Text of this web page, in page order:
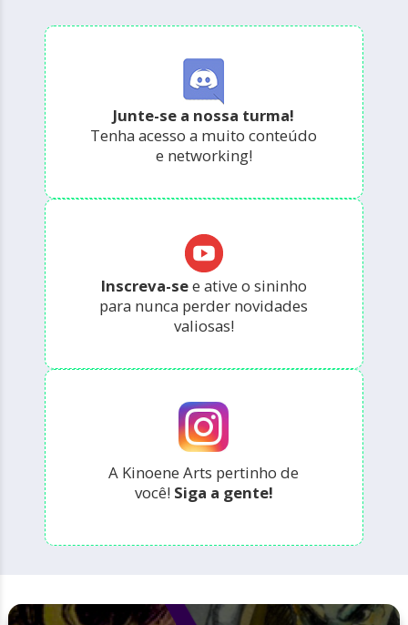
Junte-se a nossa turma!
Tenha acesso a muito conteúdo
e networking!
Inscreva-see ative o sininho
para nunca perder novidades
valiosas!
A Kinoene Arts pertinho de
você! Siga a gente!